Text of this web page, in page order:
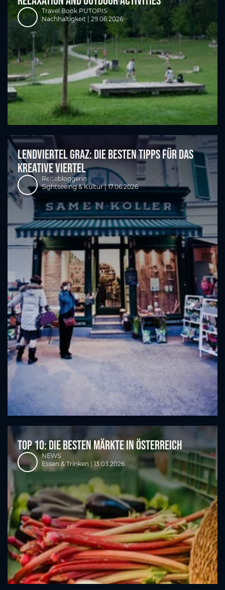
Travel Book PUTOPIS
Nachhaltigkeit | 29.06.2026
Lendviertel Graz: Die besten Tipps für das
kreative Viertel
Reisebloggerin
Sightseeing & Kultur |17.06.2026
TOP 10: Die besten Märkte in Österreich
NEWS
Essen & Trinken |13.03.2026